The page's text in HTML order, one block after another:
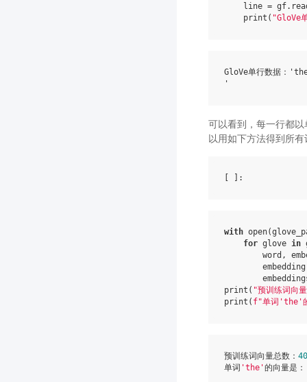
line = gf.
print ( "GloVe
GloVe单行数据：
可以看到，每一行都
以用如下方法得到所
with open(
for glove in
word ,
embedding
print ( "预训练词向
print ( f"单词'the'
预训练词向量总数：
单词 'the'的向量是